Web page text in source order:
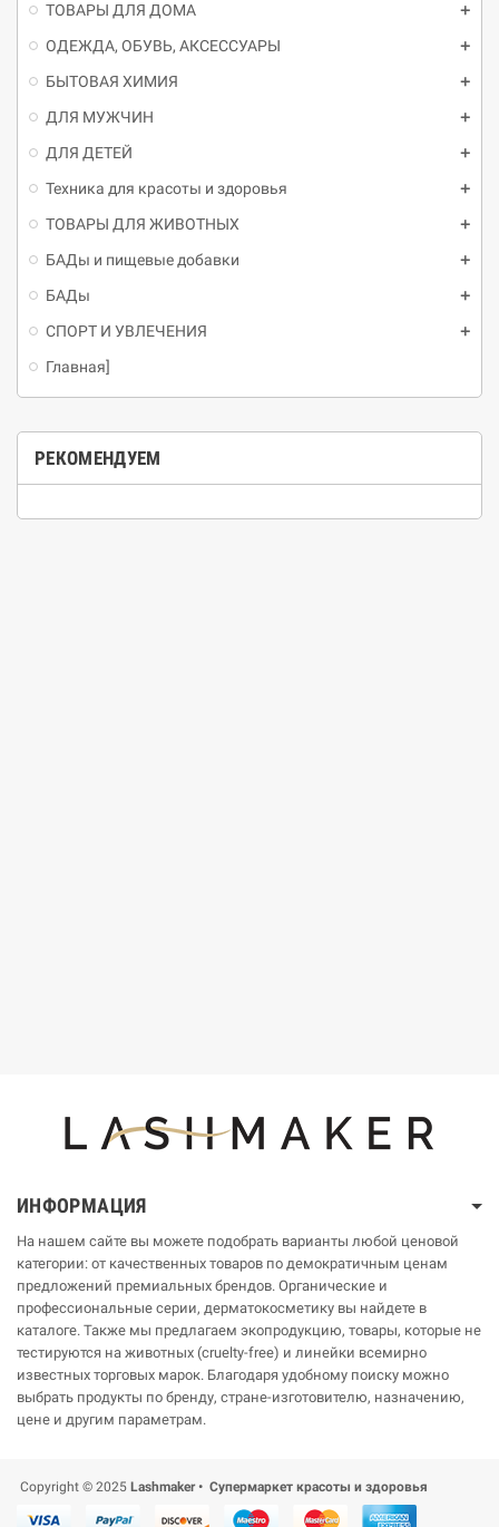
ТОВАРЫ ДЛЯ ДОМА
ОДЕЖДА, ОБУВЬ, АКСЕССУАРЫ
БЫТОВАЯ ХИМИЯ
ДЛЯ МУЖЧИН
ДЛЯ ДЕТЕЙ
Техника для красоты и здоровья
ТОВАРЫ ДЛЯ ЖИВОТНЫХ
БАДы и пищевые добавки
БАДы
СПОРТ И УВЛЕЧЕНИЯ
Главная]
РЕКОМЕНДУЕМ
ИНФОРМАЦИЯ
На нашем сайте вы можете подобрать варианты любой ценовой
категории: от качественных товаров по демократичным ценам
предложений премиальных брендов. Органические и
профессиональные серии, дерматокосметику вы найдете в
каталоге. Также мы предлагаем экопродукцию, товары, которые не
тестируются на животных (cruelty-free) и линейки всемирно
известных торговых марок. Благодаря удобному поиску можно
выбрать продукты по бренду, стране-изготовителю, назначению,
цене и другим параметрам.
Copyright © 2025 Lashmaker • Супермаркет красоты и здоровья